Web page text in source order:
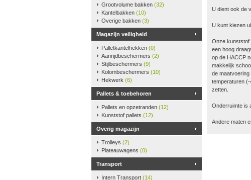
Grootvolume bakken (32)
Kantelbakken (10)
Overige bakken (3)
Magazijn veiligheid
Palletkantelhekken (0)
Aanrijdbeschermers (2)
Stijlbeschermers (9)
Kolombeschermers (10)
Hekwerk (6)
Pallets & toebehoren
Pallets en opzetranden (12)
Kunststof pallets (12)
Overig magazijn
Trolleys (2)
Plateauwagens (0)
Transport
Intern Transport (14)
U dient ook de
U kunt kiezen
Onze kunststof
een hoog
op de HACCP
makkelijk
de
temperaturen
zetten.
Onderruimte is
Andere maten